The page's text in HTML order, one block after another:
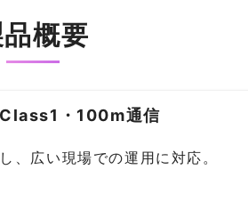
概要
・100m通信
広い現場での運用に対応。